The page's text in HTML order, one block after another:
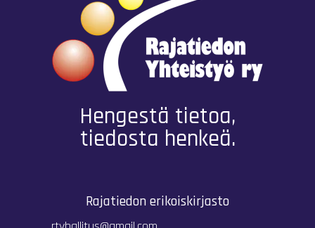
Hengestä tietoa,
tiedosta henkeä.
Rajatiedon erikoiskirjasto